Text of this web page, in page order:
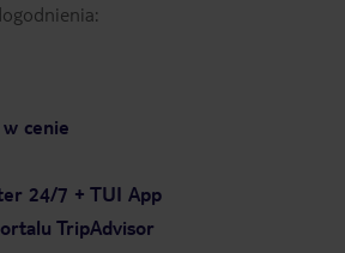
cenie
24/7 + TUI App
TripAdvisor